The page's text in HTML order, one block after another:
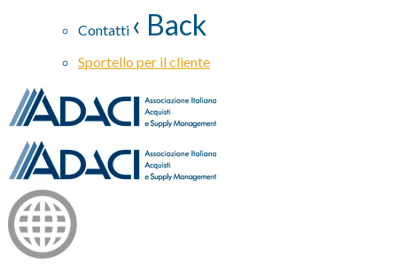
Contatti ‹ Back
Sportello per il cliente